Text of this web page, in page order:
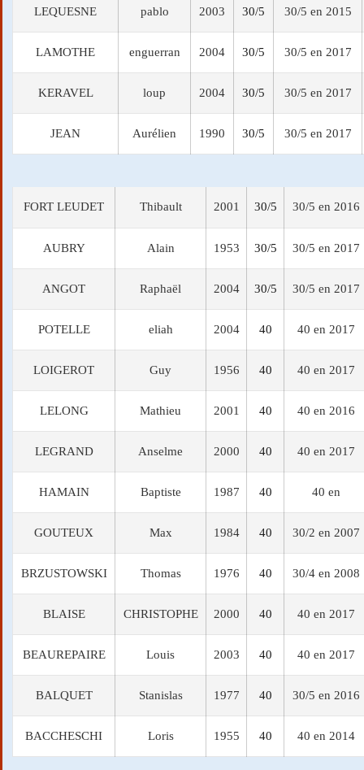
LEQUESNE pablo 2003 30/5 30/5 en 2015
LAMOTHE enguerran 2004 30/5 30/5 en 2017
KERAVEL loup 2004 30/5 30/5 en 2017
JEAN Aurélien 1990 30/5 30/5 en 2017
FORT LEUDET Thibault 2001 30/5 30/5 en 2016
AUBRY Alain 1953 30/5 30/5 en 2017
ANGOT Raphaël 2004 30/5 30/5 en 2017
POTELLE eliah 2004 40 40 en 2017
LOIGEROT Guy 1956 40 40 en 2017
LELONG Mathieu 2001 40 40 en 2016
LEGRAND Anselme 2000 40 40 en 2017
HAMAIN Baptiste 1987 40 40 en
GOUTEUX Max 1984 40 30/2 en 2007
BRZUSTOWSKI Thomas 1976 40 30/4 en 2008
BLAISE CHRISTOPHE 2000 40 40 en 2017
BEAUREPAIRE Louis 2003 40 40 en 2017
BALQUET Stanislas 1977 40 30/5 en 2016
BACCHESCHI Loris 1955 40 40 en 2014